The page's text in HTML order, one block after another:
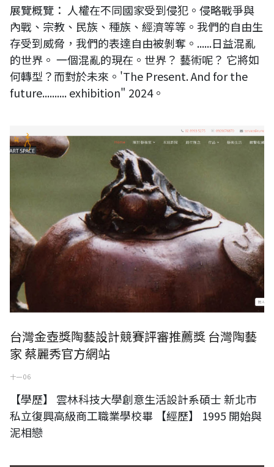
展覽概覽： 人權在不同國家受到侵犯。侵略戰爭與
內戰、宗教、民族、種族、經濟等等。我們的自由生
存受到威脅，我們的表達自由被剝奪。......日益混亂
的世界。 一個混亂的現在。世界？ 藝術呢？ 它將如
何轉型？而對於未來。'The Present. And for the
future.......... exhibition" 2024。
台灣陶藝家 蔡麗秀官方網站
台灣金壺獎陶藝設計競賽評審推薦獎 台灣陶藝
家 蔡麗秀官方網站
十一 06
【學歷】 雲林科技大學創意生活設計系碩士 新北市
私立復興高級商工職業學校畢 【經歷】 1995 開始與
泥相戀